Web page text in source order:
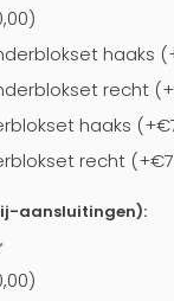
haaks
recht
haaks
recht
aansluitingen):